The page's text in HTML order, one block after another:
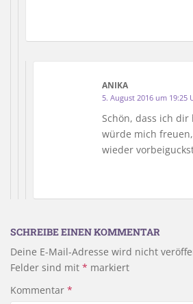
ANIKA
5. August 2016 um 19:25
Schön, dass ich
würde mich
wieder
SCHREIBE EINEN KOMMENTAR
Deine E-Mail-Adresse wird nicht
Felder sind mit * markiert
Kommentar *